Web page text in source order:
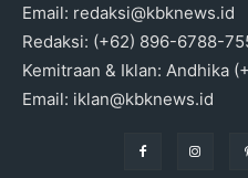
Email: redaksi@kbknews.id
Redaksi: (+62) 896-6788-
Kemitraan & Iklan: Andhika
Email: iklan@kbknews.id